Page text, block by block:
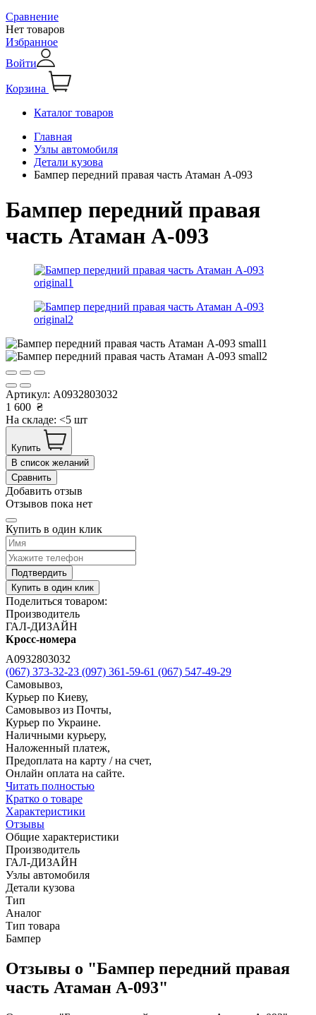
Сравнение
Нет товаров
Избранное
Войти
Корзина
Каталог товаров
Главная
Узлы автомобиля
Детали кузова
Бампер передний правая часть Атаман А-093
Бампер передний правая
часть Атаман А-093
Артикул: A0932803032
1 600 ₴
На складе: <5 шт
Купить
В список желаний
Сравнить
Добавить отзыв
Отзывов пока нет
Купить в один клик
Подтвердить
Купить в один клик
Поделиться товаром:
Производитель
ГАЛ-ДИЗАЙН
Кросс-номера
A0932803032
(067) 373-32-23 (097) 361-59-61 (067) 547-49-29
Самовывоз,
Курьер по Киеву,
Самовывоз из Почты,
Курьер по Украине.
Наличными курьеру,
Наложенный платеж,
Предоплата на карту / на счет,
Онлайн оплата на сайте.
Читать полностью
Кратко о товаре
Характеристики
Отзывы
Общие характеристики
Производитель
ГАЛ-ДИЗАЙН
Узлы автомобиля
Детали кузова
Тип
Аналог
Тип товара
Бампер
Отзывы о "Бампер передний правая
часть Атаман А-093"